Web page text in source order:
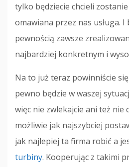
tylko będziecie chcieli
omawiana przez nas usługa. I
pewnością zawsze
najbardziej konkretnym i
Na to już teraz powinniście
pewno będzie w waszej
więc nie zwlekajcie ani też nie
możliwie jak najszybciej
jak najlepiej ta firma robić a
turbiny. Kooperując z takimi